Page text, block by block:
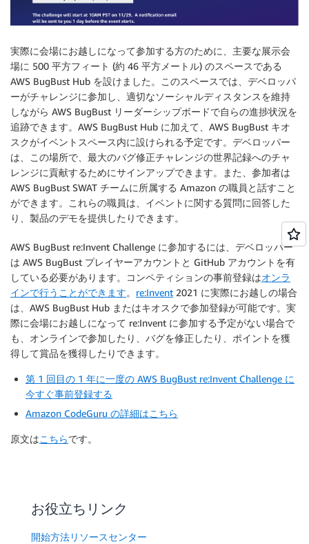
実際に会場にお越しになって参加する方のために、主要な展示会
場に 500 平方フィート (約 46 平方メートル) のスペースである
AWS BugBust Hub を設けました。このスペースでは、デベロッパ
ーがチャレンジに参加し、適切なソーシャルディスタンスを維持
しながら AWS BugBust リーダーシップボードで自らの進捗状況を
追跡できます。AWS BugBust Hub に加えて、AWS BugBust キオ
スクがイベントスペース内に設けられる予定です。デベロッパー
は、この場所で、最大のバグ修正チャレンジの世界記録へのチャ
レンジに貢献するためにサインアップできます。また、参加者は
AWS BugBust SWAT チームに所属する Amazon の職員と話すこと
ができます。これらの職員は、イベントに関する質問に回答した
り、製品のデモを提供したりできます。
AWS BugBust re:Invent Challenge に参加するには、デベロッパー
は AWS BugBust プレイヤーアカウントと GitHub アカウントを有
している必要があります。コンペティションの事前登録はオンラ
インで行うことができます。 re:Invent 2021 に実際にお越しの場合
は、AWS BugBust Hub またはキオスクで参加登録が可能です。実
際に会場にお越しになって re:Invent に参加する予定がない場合で
も、オンラインで参加したり、バグを修正したり、ポイントを獲
得して賞品を獲得したりできます。
第 1 回目の 1 年に一度の AWS BugBust re:Invent Challenge に
今すぐ事前登録する
Amazon CodeGuru の詳細はこちら
原文はこちらです。
お役立ちリンク
開始方法リソースセンター